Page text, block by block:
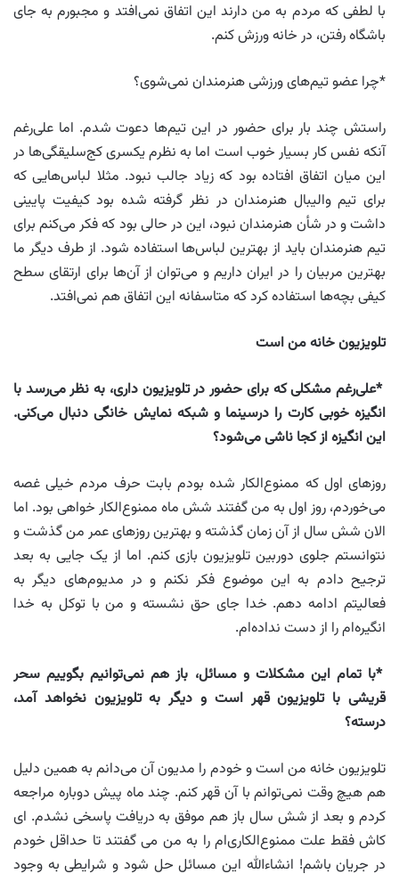
با لطفی که مردم به من دارند این اتفاق نمی‌افتد و مجبورم به جای
باشگاه رفتن، در خانه ورزش کنم.
*چرا عضو تیم‌های ورزشی هنرمندان نمی‌‌شوی؟
راستش چند بار برای حضور در این تیم‌ها دعوت شدم. اما علی‌رغم
آنکه نفس کار بسیار خوب است اما به نظرم یکسری کج‌سلیقگی‌ها در
این میان اتفاق افتاده بود که زیاد جالب نبود. مثلا لباس‌هایی که
برای تیم والیبال هنرمندان در نظر گرفته شده بود کیفیت پایینی
داشت و در شأن هنرمندان نبود، این در حالی بود که فکر می‌کنم برای
تیم هنرمندان باید از بهترین لباس‌ها استفاده شود. از طرف دیگر ما
بهترین مربیان را در ایران داریم و می‌توان از آن‌ها برای ارتقای سطح
کیفی بچه‌ها استفاده کرد که متاسفانه این اتفاق هم نمی‌افتد.
تلویزیون خانه من است
*علی‌رغم مشکلی که برای حضور در تلویزیون داری، به نظر می‌رسد با
انگیزه خوبی کارت را درسینما و شبکه نمایش خانگی دنبال می‌کنی.
این انگیزه از کجا ناشی می‌شود؟
روزهای اول که ممنوع‌الکار شده بودم بابت حرف مردم خیلی غصه
می‌خوردم، روز اول به من گفتند شش ماه ممنوع‌الکار خواهی بود. اما
الان شش سال از آن زمان گذشته و بهترین روزهای عمر من گذشت و
نتوانستم جلوی دوربین تلویزیون بازی کنم. اما از یک جایی به بعد
ترجیح دادم به این موضوع فکر نکنم و در مدیوم‌های دیگر به
فعالیتم ادامه دهم. خدا جای حق نشسته و من با توکل به خدا
انگیره‌ام را از دست نداده‌ام.
*با تمام این مشکلات و مسائل، باز هم نمی‌توانیم بگوییم سحر
قریشی با تلویزیون قهر است و دیگر به تلویزیون نخواهد آمد،
درسته؟
تلویزیون خانه من است و خودم را مدیون آن می‌دانم به همین دلیل
هم هیچ وقت نمی‌توانم با آن قهر کنم. چند ماه پیش دوباره مراجعه
کردم و بعد از شش سال باز هم موفق به دریافت پاسخی نشدم. ای
کاش فقط علت ممنو‌ع‌الکاری‌ام را به من می گفتند تا حداقل خودم
در جریان باشم! انشاءالله این مسائل حل شود و شرایطی به وجود